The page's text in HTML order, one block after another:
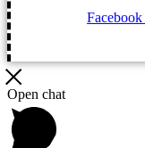
Facebook
Open chat